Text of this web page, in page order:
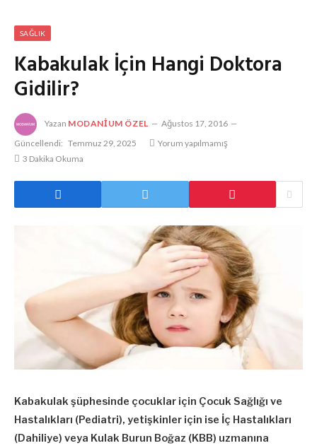
SAĞLIK
Kabakulak İçin Hangi Doktora
Gidilir?
Yazan MODANIUM ÖZEL
Ağustos 17, 2016
Güncellendi: Temmuz 29, 2025
Yorum yapılmamış
3 Dakika Okuma
Kabakulak şüphesinde çocuklar için Çocuk Sağlığı ve
Hastalıkları (Pediatri), yetişkinler için ise İç Hastalıkları
(Dahiliye) veya Kulak Burun Boğaz (KBB) uzmanına